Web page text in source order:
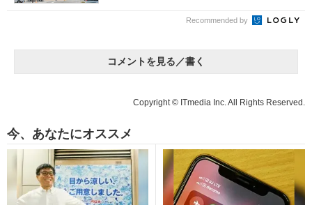
Recommended by
コメントを見る／書く
Copyright © ITmedia Inc. All Rights Reserved.
今、あなたにオススメ